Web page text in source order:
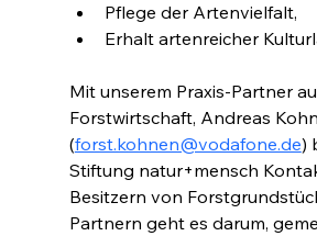
Pflege der Artenvielfalt,
Erhalt artenreicher
Mit unserem Praxis-Partner
Forstwirtschaft, Andreas
(forst.kohnen@vodafone.de)
Stiftung natur+mensch
Besitzern von
Partnern geht es darum,